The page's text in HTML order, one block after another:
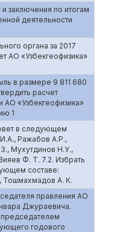
и заключения по итогам
деятельности
органа за 2017
АО «Узбекгеофизика»
в размере 9 811 680
расчет
АО «Узбекгеофизика»
1
в следующем
Ражабов А.Р.,
Мухутдинов Н.У.,
Ф. Т. 7.2. Избрать
составе:
Тошмахмадов А. К.
правления АО
Джураевича.
годового